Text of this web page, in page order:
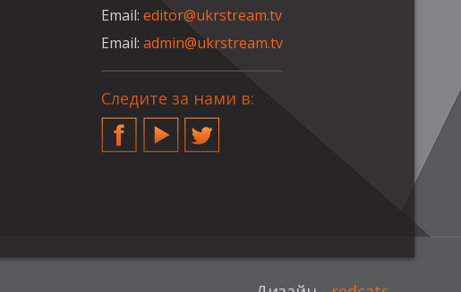
Email:editor@ukrstream.tv
Email:admin@ukrstream.tv
Следите за нами в:
FacebookYouTubeTwitter